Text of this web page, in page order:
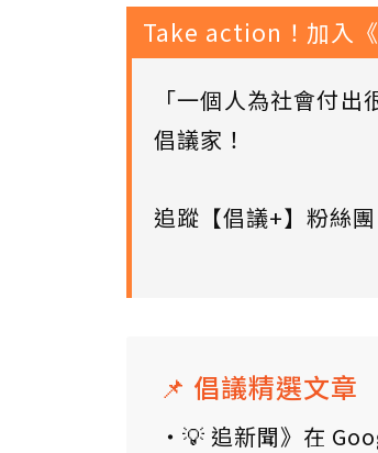
Take action！加入《
「一個人為社會付
倡議家！
追蹤【倡議+】粉絲團
📌 倡議精選文章
💡 追新聞》在